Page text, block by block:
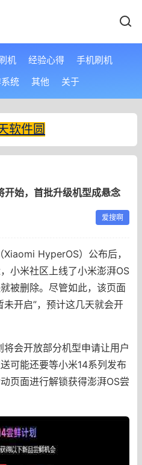
机 经验心得
手机刷机
统 其他 关于
软件圆
开始，首批升级机型成悬念
爱搜啊
HyperOS）公布后，
小米社区上线了小米澎湃OS
被删除。尽管如此，该页面
开启”，预计这几天就会开
会开放部分机型申请让用户
可能还要等小米14系列发布
页面进行解锁获得澎湃OS尝